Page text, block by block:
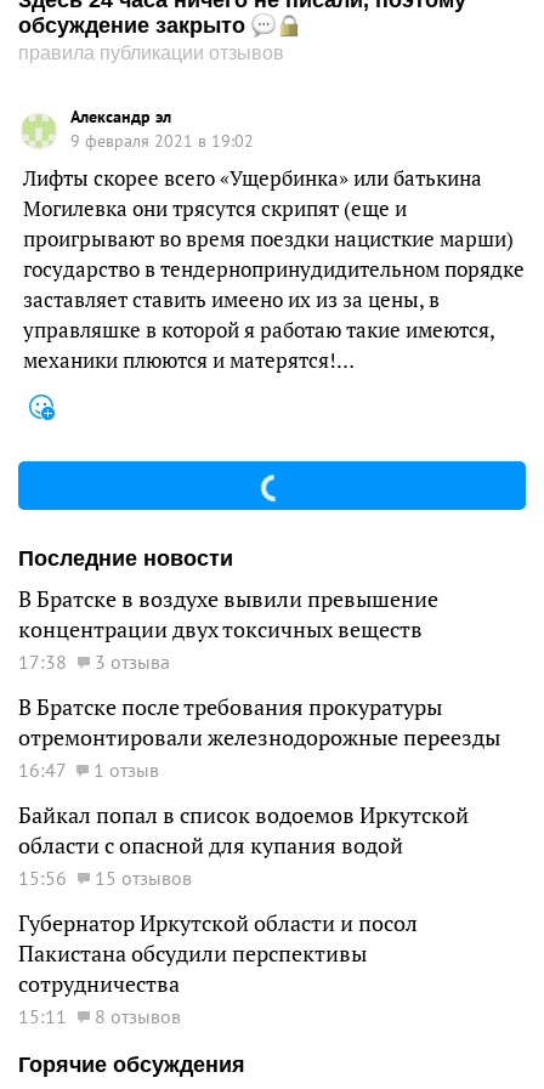
обсуждение закрыто
правила публикации отзывов
Александр эл
9 февраля 2021 в 19:02
Лифты скорее всего «Ущербинка» или батькина
Могилевка они трясутся скрипят (еще и
проигрывают во время поездки нацисткие марши)
государство в тендернопринудидительном порядке
заставляет ставить имеено их из за цены, в
управляшке в которой я работаю такие имеются,
механики плюются и матерятся!…
Последние новости
В Братске в воздухе вывили превышение
концентрации двух токсичных веществ
17:38 3 отзыва
В Братске после требования прокуратуры
отремонтировали железнодорожные переезды
16:47 1 отзыв
Байкал попал в список водоемов Иркутской
области с опасной для купания водой
15:56 15 отзывов
Губернатор Иркутской области и посол
Пакистана обсудили перспективы
сотрудничества
15:11
8 отзывов
Горячие обсуждения